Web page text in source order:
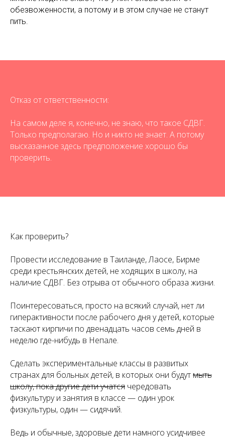
обезвоженности, а потому и в этом случае не станут
пить.
Отказ от ответственности:
На самом деле я, конечно, не знаю, что такое СДВГ.
Только предполагаю. Но и никто не знает. А потому
высказанное здесь предположение хорошо бы
проверить.
Как проверить?
Провести исследование в Таиланде, Лаосе, Бирме
среди крестьянских детей, не ходящих в школу, на
наличие СДВГ. Без отрыва от обычного образа жизни.
Поинтересоваться, просто на всякий случай, нет ли
гиперактивности после рабочего дня у детей, которые
таскают кирпичи по двенадцать часов семь дней в
неделю где-нибудь в Непале.
Сделать экспериментальные классы в развитых
странах для больных детей, в которых они будутмыть
школу, пока другие дети учатся чередовать
физкультуру и занятия в классе — один урок
физкультуры, один — сидячий.
Ведь и обычные, здоровые дети намного усидчивее